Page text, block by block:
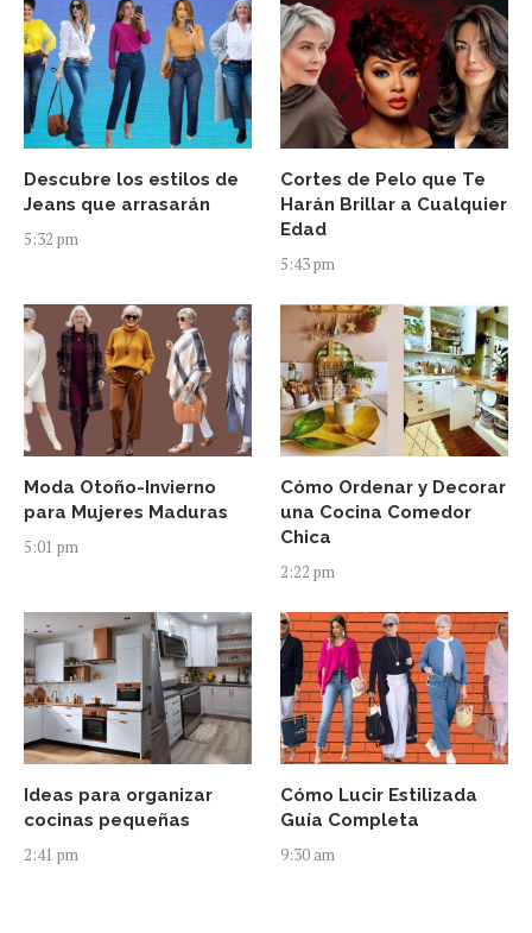
Descubre los estilos de
Jeans que arrasarán
5:32 pm
Cortes de Pelo que Te
Harán Brillar a Cualquier
Edad
5:43 pm
Moda Otoño-Invierno
para Mujeres Maduras
5:01 pm
Cómo Ordenar y Decorar
una Cocina Comedor
Chica
2:22 pm
Ideas para organizar
cocinas pequeñas
2:41 pm
Cómo Lucir Estilizada
Guía Completa
9:30 am